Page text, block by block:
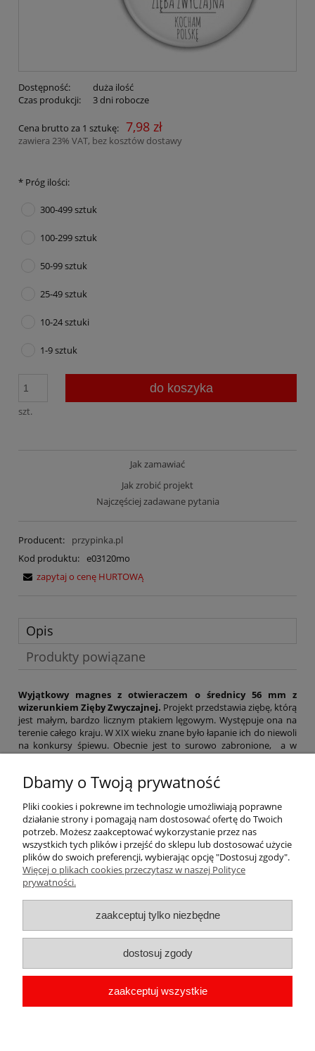
Dostępność:
duża ilość
Czas produkcji:
3 dni robocze
Cena brutto za 1 sztukę: 7,98 zł
zawiera 23% VAT, bez kosztów dostawy
* Próg ilości:
300-499 sztuk
100-299 sztuk
50-99 sztuk
25-49 sztuk
10-24 sztuki
1-9 sztuk
szt.
do koszyka
Jak zamawiać
Jak zrobić projekt
Najczęściej zadawane pytania
Producent:
przypinka.pl
Kod produktu: e03120mo
zapytaj o cenę HURTOWĄ
Opis
Produkty powiązane
Wyjątkowy magnes z otwieraczem o średnicy 56 mm z
wizerunkiem Zięby Zwyczajnej. Projekt przedstawia ziębę, którą
jest małym, bardzo licznym ptakiem lęgowym. Występuje ona na
terenie całego kraju. W XIX wieku znane było łapanie ich do niewoli
na konkursy śpiewu. Obecnie jest to surowo zabronione, a w
Polsce zięby są pod ścisłą ochroną. Na dole okrągłego magnesu
Zapraszamy do współpracy sklepiki i stoiska z pamiątkami, kioski,
kwiaciarnie, pensjonaty, hotele. Nie znalazłeś w naszej ofercie
pamiątek z Twojego regionu. Napisz do nas, przygotujemy nowe
projekty. Więcej na temat zakupów hurtowych znajdziesz na
stroniehurtownia magnesów pamiątkowych.
Pomoc
Płatności i dostawa
Informacje
O nas
Dbamy o Twoją prywatność
Pliki cookies i pokrewne im technologie umożliwiają poprawne
działanie strony i pomagają nam dostosować ofertę do Twoich
potrzeb. Możesz zaakceptować wykorzystanie przez nas
wszystkich tych plików i przejść do sklepu lub dostosować użycie
plików do swoich preferencji, wybierając opcję "Dostosuj zgody".
Więcej o plikach cookies przeczytasz w naszej Polityce
prywatności.
zaakceptuj tylko niezbędne
dostosuj zgody
zaakceptuj wszystkie